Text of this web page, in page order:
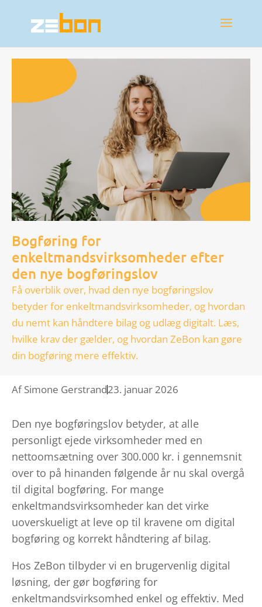
Bogføring for
enkeltmandsvirksomheder efter
den nye bogføringslov
Få overblik over, hvad den nye bogføringslov
betyder for enkeltmandsvirksomheder, og hvordan
du nemt kan håndtere bilag og udlæg digitalt. Læs,
hvilke krav der gælder, og hvordan ZeBon kan gøre
din bogføring mere effektiv.
AfSimone Gerstrand23. januar 2026
Den nye bogføringslov betyder, at alle
personligt ejede virksomheder med en
nettoomsætning over 300.000 kr. i gennemsnit
over to på hinanden følgende år nu skal overgå
til digital bogføring. For mange
enkeltmandsvirksomheder kan det virke
uoverskueligt at leve op til kravene om digital
bogføring og korrekt håndtering af bilag.
Hos ZeBon tilbyder vi en brugervenlig digital
løsning, der gør bogføring for
enkeltmandsvirksomhed enkel og effektiv. Med